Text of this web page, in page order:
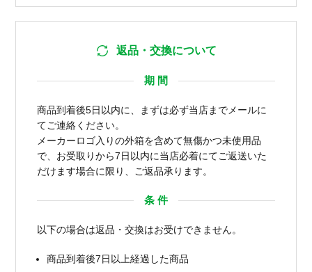
返品・交換について
期 間
商品到着後5日以内に、まずは必ず当店までメールに
てご連絡ください。
メーカーロゴ入りの外箱を含めて無傷かつ未使用品
で、お受取りから7日以内に当店必着にてご返送いた
だけます場合に限り、ご返品承ります。
条 件
以下の場合は返品・交換はお受けできません。
商品到着後7日以上経過した商品